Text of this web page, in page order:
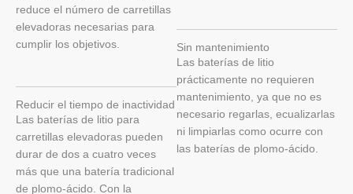
reduce el número de carretillas
elevadoras necesarias para
cumplir los objetivos.
Reducir el tiempo de inactividad
Las baterías de litio para
carretillas elevadoras pueden
durar de dos a cuatro veces
más que una batería tradicional
de plomo-ácido. Con la
Sin mantenimiento
Las baterías de litio
prácticamente no requieren
mantenimiento, ya que no es
necesario regarlas, ecualizarlas
ni limpiarlas como ocurre con
las baterías de plomo-ácido.